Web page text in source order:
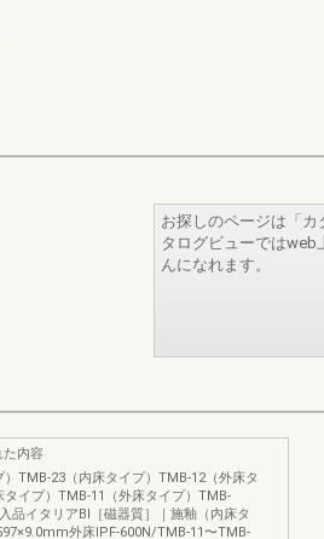
お探しのページは「
タログビューではweb
んになれます。
た内容
TMB‐23（内床タイプ）TMB‐12（外床タ
タイプ）TMB‐11（外床タイプ）TMB‐
品イタリア​BⅠ［磁器質］｜施釉（内床タ
外床IPF‐600N/TMB‐11〜TMB‐